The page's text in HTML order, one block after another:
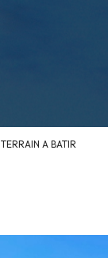
TERRAIN A BATIR